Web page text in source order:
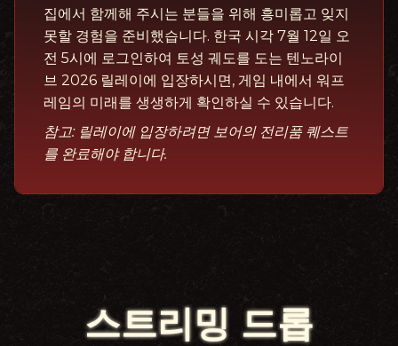
집에서 함께해 주시는 분들을 위해 흥미롭고 잊지
못할 경험을 준비했습니다. 한국 시각 7월 12일 오
전 5시에 로그인하여 토성 궤도를 도는 텐노라이
브 2026 릴레이에 입장하시면, 게임 내에서 워프
레임의 미래를 생생하게 확인하실 수 있습니다.
참고: 릴레이에 입장하려면 보어의 전리품 퀘스트
를 완료해야 합니다.
스트리밍 드롭